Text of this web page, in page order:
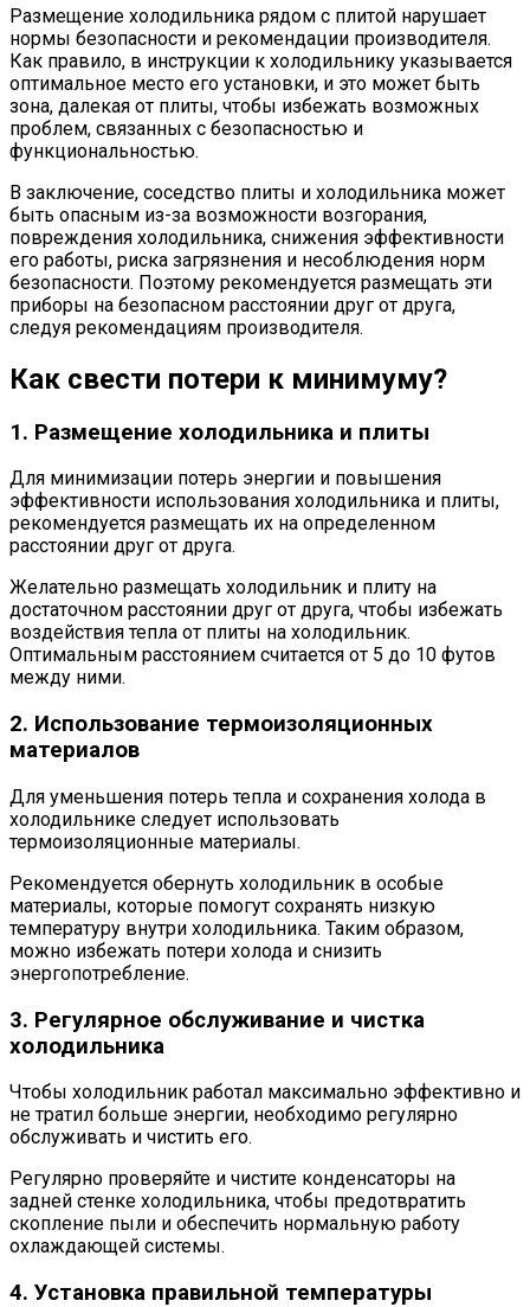
Размещение холодильника рядом с плитой нарушает
нормы безопасности и рекомендации производителя.
Как правило, в инструкции к холодильнику указывается
оптимальное место его установки, и это может быть
зона, далекая от плиты, чтобы избежать возможных
проблем, связанных с безопасностью и
функциональностью.
В заключение, соседство плиты и холодильника может
быть опасным из-за возможности возгорания,
повреждения холодильника, снижения эффективности
его работы, риска загрязнения и несоблюдения норм
безопасности. Поэтому рекомендуется размещать эти
приборы на безопасном расстоянии друг от друга,
следуя рекомендациям производителя.
Как свести потери к минимуму?
1. Размещение холодильника и плиты
Для минимизации потерь энергии и повышения
эффективности использования холодильника и плиты,
рекомендуется размещать их на определенном
расстоянии друг от друга.
Желательно размещать холодильник и плиту на
достаточном расстоянии друг от друга, чтобы избежать
воздействия тепла от плиты на холодильник.
Оптимальным расстоянием считается от 5 до 10 футов
между ними.
2. Использование термоизоляционных
материалов
Для уменьшения потерь тепла и сохранения холода в
холодильнике следует использовать
термоизоляционные материалы.
Рекомендуется обернуть холодильник в особые
материалы, которые помогут сохранять низкую
температуру внутри холодильника. Таким образом,
можно избежать потери холода и снизить
энергопотребление.
3. Регулярное обслуживание и чистка
холодильника
Чтобы холодильник работал максимально эффективно и
не тратил больше энергии, необходимо регулярно
обслуживать и чистить его.
Регулярно проверяйте и чистите конденсаторы на
задней стенке холодильника, чтобы предотвратить
скопление пыли и обеспечить нормальную работу
охлаждающей системы.
4. Установка правильной температуры